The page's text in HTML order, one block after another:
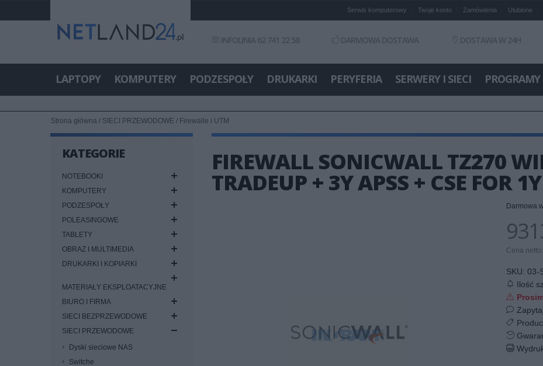
Serwis komputerowy Twoje konto Zamówienia Ulubione
INFOLINIA 62 741 22 58 DARMOWA DOSTAWA DOSTAWA W 24H
LAPTOPY KOMPUTERY PODZESPOŁY DRUKARKI PERYFERIA SERWERY I SIECI PROGRAMY
Strona główna / SIECI PRZEWODOWE / Firewalle i UTM
KATEGORIE
NOTEBOOKI
KOMPUTERY
PODZESPOŁY
POLEASINGOWE
TABLETY
OBRAZ I MULTIMEDIA
DRUKARKI I KOPIARKI
MATERIAŁY EKSPLOATACYJNE
BIURO I FIRMA
SIECI BEZPRZEWODOWE
SIECI PRZEWODOWE
Dyski sieciowe NAS
Switche
FIREWALL SONICWALL TZ270
TRADEUP + 3Y APSS + CSE FOR
Darmowa
Cena netto:
SKU: 03-
Ilość